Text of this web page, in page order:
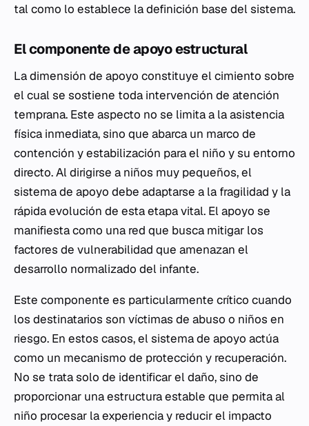
tal como lo establece la definición base del sistema.
El componente de apoyo estructural
La dimensión de apoyo constituye el cimiento sobre
el cual se sostiene toda intervención de atención
temprana. Este aspecto no se limita a la asistencia
física inmediata, sino que abarca un marco de
contención y estabilización para el niño y su entorno
directo. Al dirigirse a niños muy pequeños, el
sistema de apoyo debe adaptarse a la fragilidad y la
rápida evolución de esta etapa vital. El apoyo se
manifiesta como una red que busca mitigar los
factores de vulnerabilidad que amenazan el
desarrollo normalizado del infante.
Este componente es particularmente crítico cuando
los destinatarios son víctimas de abuso o niños en
riesgo. En estos casos, el sistema de apoyo actúa
como un mecanismo de protección y recuperación.
No se trata solo de identificar el daño, sino de
proporcionar una estructura estable que permita al
niño procesar la experiencia y reducir el impacto